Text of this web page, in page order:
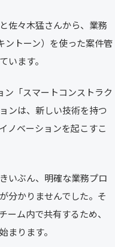
佐々木猛さんから、業務
トーン）を使った案件管
います。
「スマートコンストラク
ンは、新しい技術を持つ
ノベーションを起こすこ
いぶん、明確な業務プロ
分かりませんでした。そ
ーム内で共有するため、
まります。